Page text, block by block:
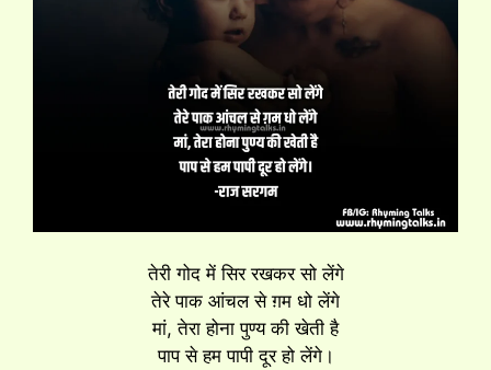
तेरी गोद में सिर रखकर सो लेंगे
तेरे पाक आंचल से ग़म धो लेंगे
मां, तेरा होना पुण्य की खेती है
पाप से हम पापी दूर हो लेंगे।